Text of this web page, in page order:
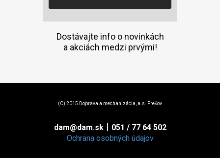
Dostávajte info o novinkách
a akciách medzi prvými!
(C) 2015 Doprava a mechanizácia, a.s. Prešov
dam@dam.sk| 051 / 77 64 502
Ochrana osobných údajov